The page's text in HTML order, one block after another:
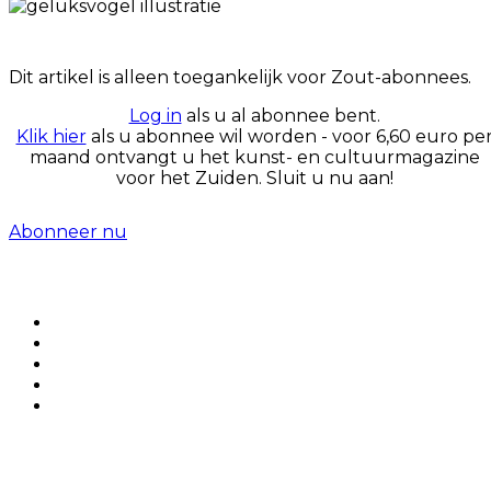
Dit artikel is alleen toegankelijk voor Zout-abonnees.
Log in als u al abonnee bent.
Klik hierals u abonnee wil worden - voor 6,60 euro
maand ontvangt u het kunst- en cultuurmagazine
voor het Zuiden. Sluit u nu aan!
Abonneer nu